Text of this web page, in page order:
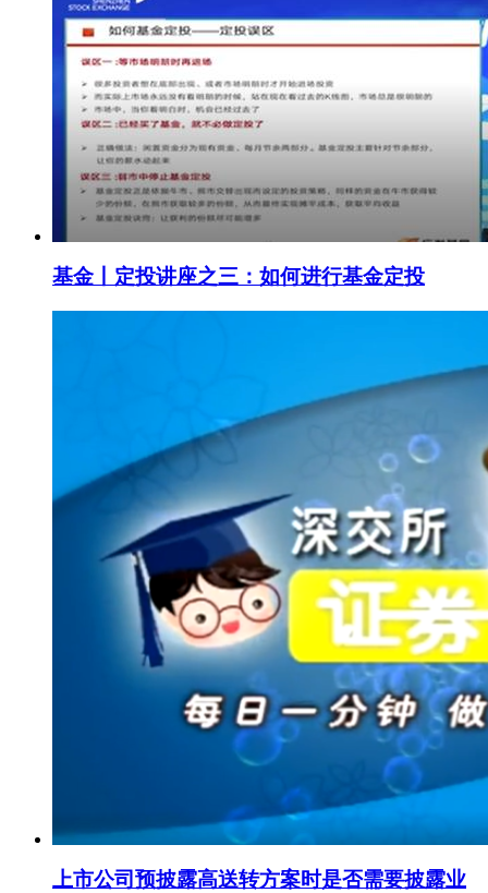
基金丨定投讲座之三：如何进行基金定投
上市公司预披露高送转方案时是否需要披露业